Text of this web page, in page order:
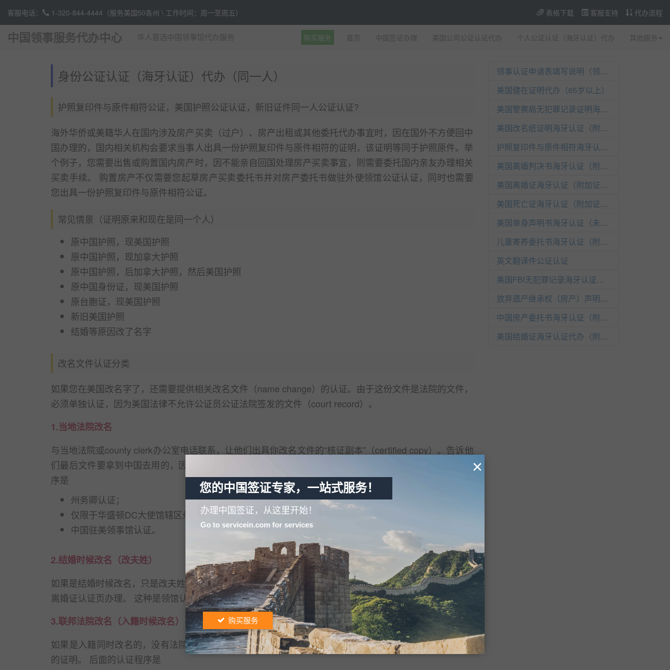
客服电话： 1-320-844-4444 （服务美国50各州 \ 工作时间：周一至周五） 代办流程
客服支持
表格下载
中国领事服务代办中心 华人首选中国领事馆代办服务 购买服务 首页 中国签证办理 美国公司公证认证代办 个人公证认证（海牙认证）代办 其他服务
身份公证认证（海牙认证）代办（同一人）
护照复印件与原件相符公证，美国护照公证认证，新旧证件同一人公证认证?
海外华侨或美籍华人在国内涉及房产买卖（过户）、房产出租或其他委托代办事宜时，因在国外不方便回中
国办理的，国内相关机构会要求当事人出具一份护照复印件与原件相符的证明，该证明等同于护照原件。举
个例子，您需要出售或购置国内房产时，因不能亲自回国处理房产买卖事宜，则需要委托国内亲友办理相关
买卖手续。 购置房产不仅需要您起草房产买卖委托书并对房产委托书做驻外使领馆公证认证，同时也需要
您出具一份护照复印件与原件相符公证。
常见情景（证明原来和现在是同一个人）
原中国护照，现美国护照
原中国护照，现加拿大护照
原中国护照，后加拿大护照，然后美国护照
原中国身份证，现美国护照
原台胞证，现美国护照
新旧美国护照
结婚等原因改了名字
改名文件认证分类
如果您在美国改名字了，还需要提供相关改名文件（name change）的认证。由于这份文件是法院的文件，
必须单独认证，因为美国法律不允许公证员公证法院签发的文件（court record）。
1.当地法院改名
与当地法院或county clerk办公室电话联系，让他们出具你改名文件的“核证副本”（certified copy）。告诉他
们最后文件要拿到中国去用的，因此他们出具的文件要符合州务卿认证的要求。 拿到文件后下面的认证程
序是
州务卿认证；
仅限于华盛顿DC大使馆辖区州须美国国务院认证；
中国驻美领事馆认证。
2.结婚时候改名（改夫姓）
如果是结婚时候改名，只是改夫姓，没有正式的法院改名记录，一般提供结婚证认证即可。请参照结婚证与
离婚证认证页办理。 这种是领馆认可的方式，但在国内取决于使用单位，有时候也许要费点口舌来解释。
3.联邦法院改名（入籍时候改名）
如果是入籍同时改名的，没有法院判决，怎么办？ 你入籍时的联邦法院有记录。可以请他们出具一个改名
的证明。 后面的认证程序是
领事认证申请表填写说明（领事认证已取消）
美国健在证明代办（65岁以上）
美国警察局无犯罪记录证明海牙认证（附加证明书）
美国改名纸证明海牙认证（附加证明书）
护照复印件与原件相符海牙认证（附加证明书）
美国离婚判决书海牙认证（附加证明书）
美国离婚证海牙认证（附加证明书）
美国死亡证海牙认证（附加证明书）
美国单身声明书海牙认证（未婚）
儿童寄养委托书海牙认证（附加证明书）
英文翻译件公证认证
美国FBI无犯罪记录海牙认证（附加证明书）
放弃遗产继承权（房产）声明书海牙认证（附加证明书）
中国房产委托书海牙认证（附加证明书）
美国结婚证海牙认证代办（附加证明书）
您的中国签证专家，一站式服务！
办理中国签证，从这里开始！
×
购买服务
Go to servicein.com for services